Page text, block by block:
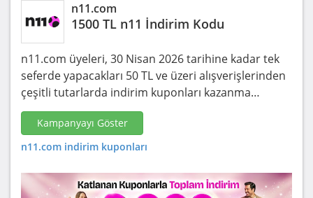
n11.com
1500 TL n11 İndirim Kodu
n11.com üyeleri, 30 Nisan 2026 tarihine kadar tek
seferde yapacakları 50 TL ve üzeri alışverişlerinden
çeşitli tutarlarda indirim kuponları kazanma…
Kampanyayı Göster
n11.com indirim kuponları